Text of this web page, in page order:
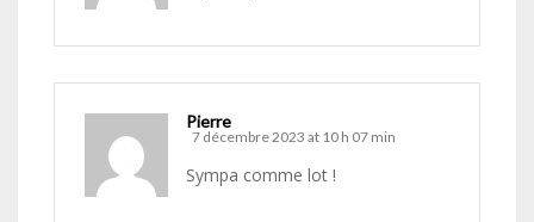
Pierre
7 décembre 2023 at 10 h 07 min
Sympa comme lot !